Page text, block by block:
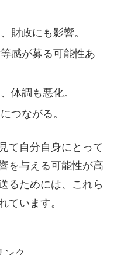
財政にも影響。
感が募る可能性あ
体調も悪化。
つながる。
て自分自身にとって
を与える可能性が高
るためには、これら
ています。